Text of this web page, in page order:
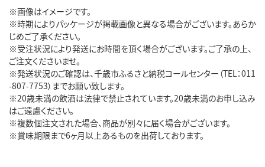
※画像はイメージです。
※時期によりパッケージが掲載画像と異なる場合がございます。あらか
じめご了承ください。
※受注状況により発送にお時間を頂く場合がございます。ご了承の上、
ご注文くださいませ。
※発送状況のご確認は、千歳市ふるさと納税コールセンター（TEL：011
-807-7753）までお願い致します。
※20歳未満の飲酒は法律で禁止されています。20歳未満のお申し込み
はご遠慮ください。
※複数個注文された場合、商品が別々に届く場合がございます。
※賞味期限まで6ヶ月以上あるものを出荷しております。